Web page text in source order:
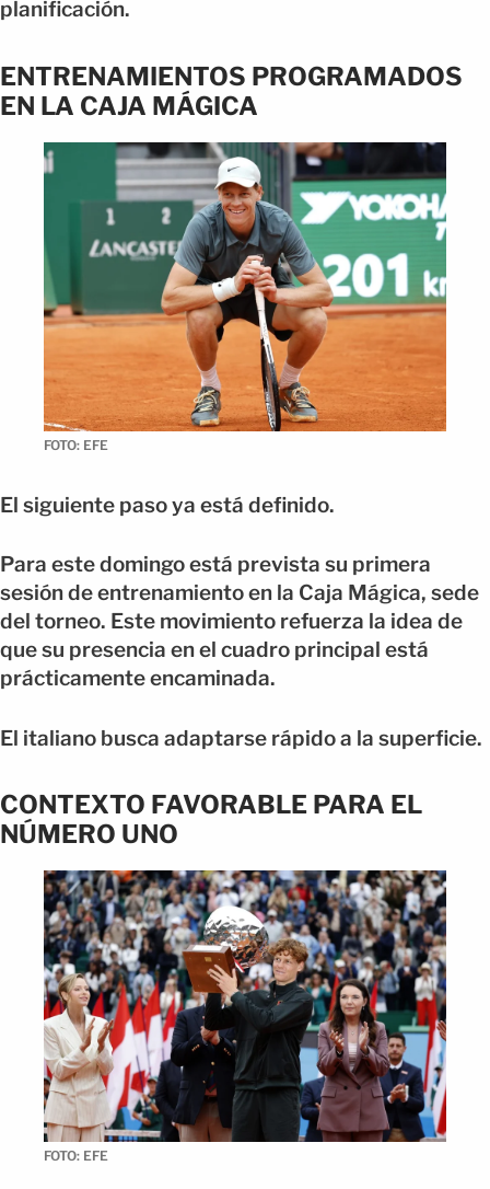
planificación.
ENTRENAMIENTOS PROGRAMADOS
EN LA CAJA MÁGICA
FOTO: EFE
El siguiente paso ya está definido.
Para este domingo está prevista su primera
sesión de entrenamiento en la Caja Mágica, sede
del torneo. Este movimiento refuerza la idea de
que su presencia en el cuadro principal está
prácticamente encaminada.
El italiano busca adaptarse rápido a la superficie.
CONTEXTO FAVORABLE PARA EL
NÚMERO UNO
FOTO: EFE